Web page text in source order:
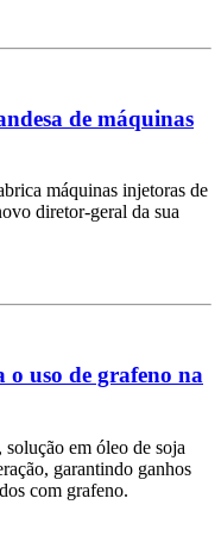
de máquinas
máquinas injetoras de
diretor-geral da sua
o uso de grafeno na
em óleo de soja
garantindo ganhos
com grafeno.